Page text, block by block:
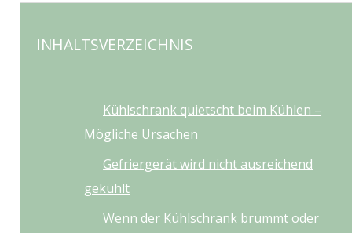
INHALTSVERZEICHNIS
Kühlschrank quietscht beim Kühlen –
Mögliche Ursachen
Gefriergerät wird nicht ausreichend
gekühlt
Wenn der Kühlschrank brummt oder